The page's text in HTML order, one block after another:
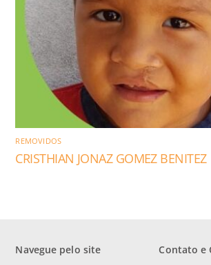
REMOVIDOS
CRISTHIAN JONAZ GOMEZ BENITEZ
Navegue pelo site Contato e